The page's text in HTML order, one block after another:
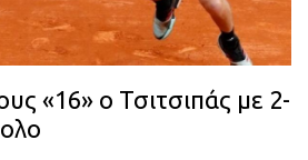
«16» ο Τσιτσιπάς με 2-